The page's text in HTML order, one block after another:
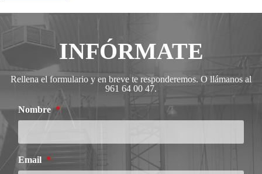
INFÓRMATE
Rellena el formulario y en breve te responderemos. O llámanos al
961 64 00 47.
Nombre
Email